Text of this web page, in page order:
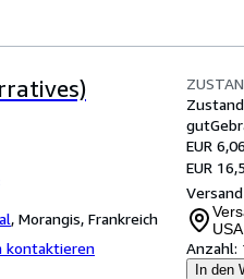
, Morangis, Frankreich
kontaktieren
gut
EUR 6,06
EUR
USA
Anzahl:
In den